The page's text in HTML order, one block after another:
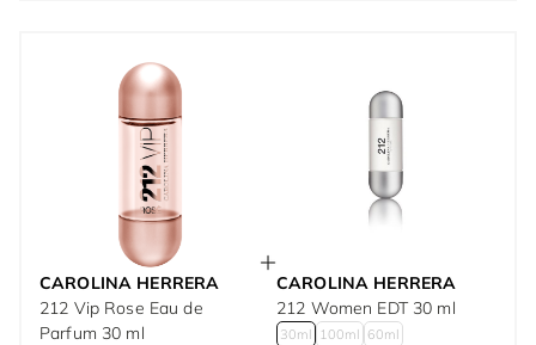
CAROLINA HERRERA
212 Vip Rose Eau de
Parfum 30 ml
CAROLINA HERRERA
212 Women EDT 30 ml
30ml 100ml 60ml